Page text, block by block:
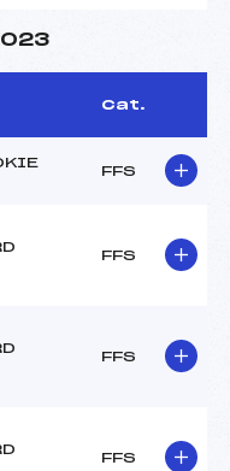
Cat.
FFS
FFS
FFS
FFS